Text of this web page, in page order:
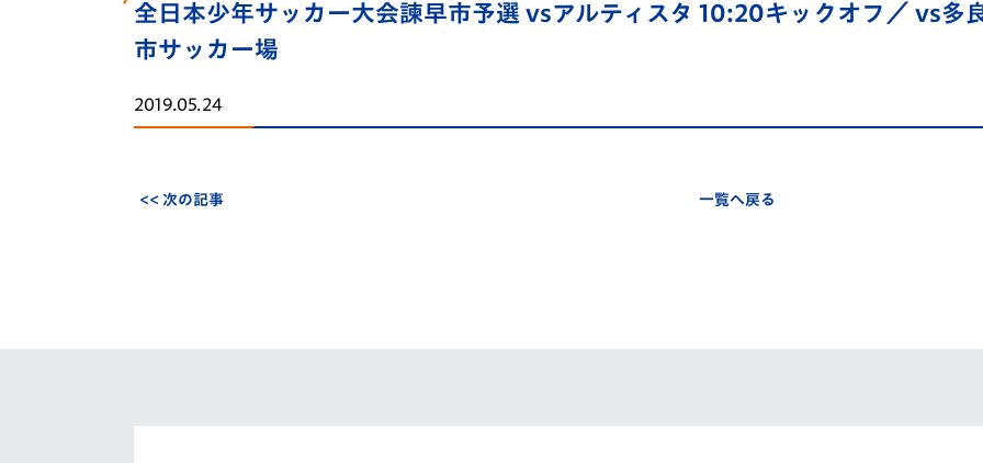
クラブ概要
選手プロフィール
スタッフプロフィール
順位表
フォトギャラリー
セス
プレイヤーズスイート
全日本少年サッカー大会諫早市予選 vsアルティスタ 10:20キックオフ／ vs多
市サッカー場
2019.05.24
<< 次の記事 一覧へ戻る